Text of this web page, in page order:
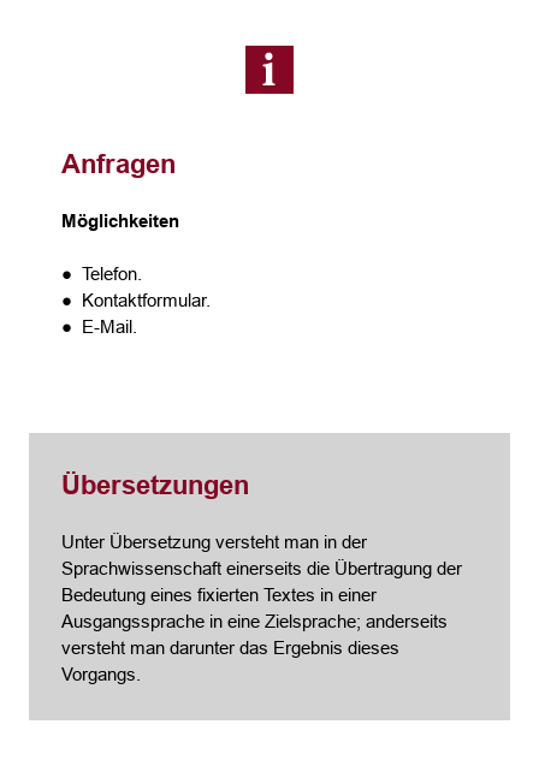
Anfragen
Möglichkeiten
● Telefon.
● Kontaktformular.
● E-Mail.
Übersetzungen
Unter Übersetzung versteht man in der
Sprachwissenschaft einerseits die Übertragung der
Bedeutung eines fixierten Textes in einer
Ausgangssprache in eine Zielsprache; anderseits
versteht man darunter das Ergebnis dieses
Vorgangs.